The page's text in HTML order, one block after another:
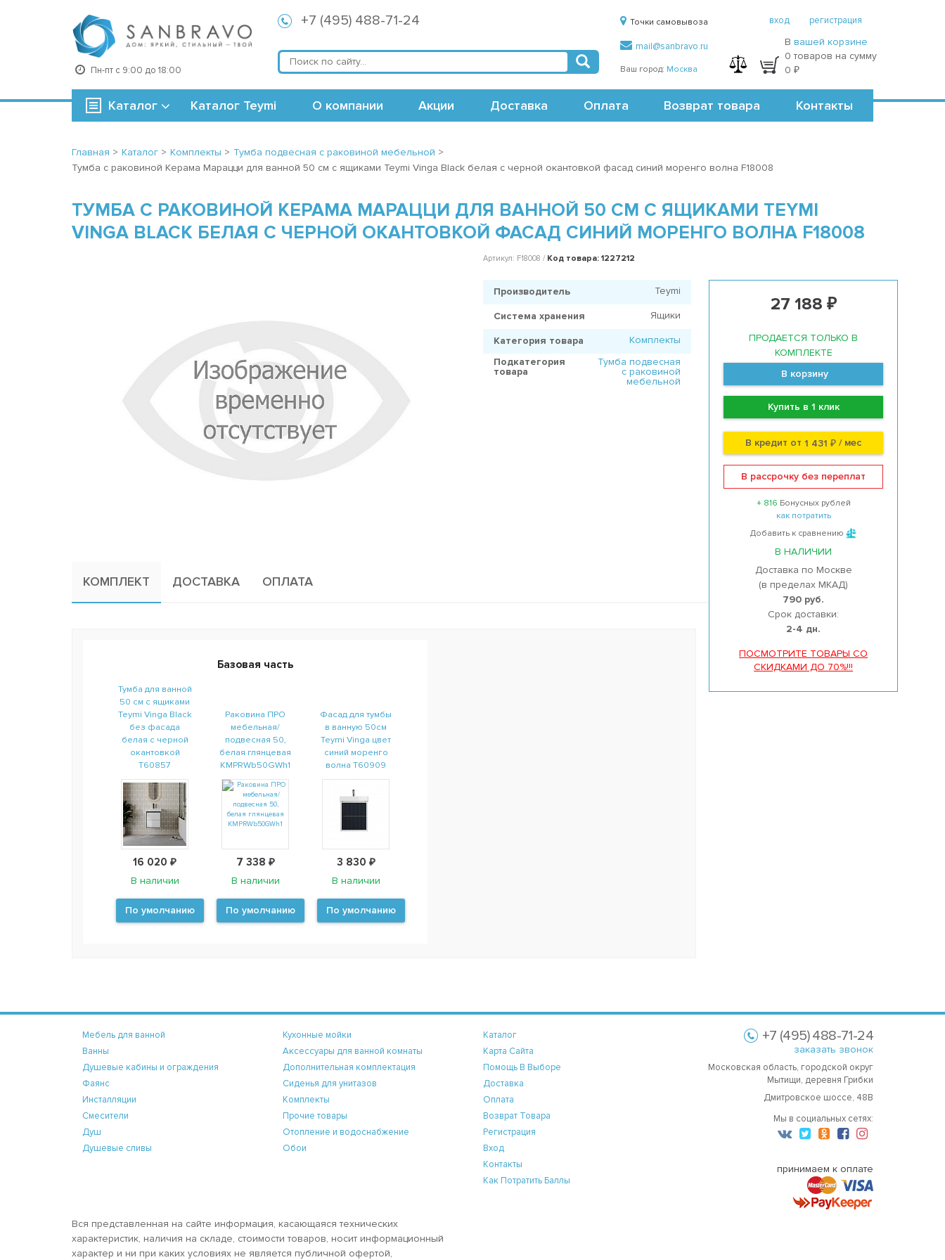
Пн-пт с 9:00 до 18:00
+7 (495) 488-71-24 Точки самовывоза
mail@sanbravo.ru
Ваш город: Москва
вход регистрация
В вашей корзине
0 товаров на сумму
0 ₽
Каталог Каталог Teymi О компании Акции Доставка Оплата Возврат товара Контакты
Главная > Каталог > Комплекты > Тумба подвесная с раковиной мебельной >
Тумба с раковиной Керама Марацци для ванной 50 см с ящиками Teymi Vinga Black белая с черной окантовкой фасад синий моренго волна F18008
ТУМБА С РАКОВИНОЙ КЕРАМА МАРАЦЦИ ДЛЯ ВАННОЙ 50 СМ С ЯЩИКАМИ TEYMI
VINGA BLACK БЕЛАЯ С ЧЕРНОЙ ОКАНТОВКОЙ ФАСАД СИНИЙ МОРЕНГО ВОЛНА F18008
Артикул: F18008 / Код товара: 1227212
27 188 ₽
ПРОДАЕТСЯ ТОЛЬКО В
КОМПЛЕКТЕ
В корзину
Купить в 1 клик
В кредит от1 431 ₽ / мес
В рассрочку без переплат
+ 816 Бонусных рублей
как потратить
Добавить к сравнению
В НАЛИЧИИ
Доставка по Москве
(в пределах МКАД)
790 руб.
Срок доставки:
2-4 дн.
ПОСМОТРИТЕ ТОВАРЫ СО
СКИДКАМИ ДО 70%!!!
Производитель Teymi
Система хранения Ящики
Категория товара
Комплекты
Подкатегория
товара
Тумба подвесная
с раковиной
мебельной
КОМПЛЕКТ ДОСТАВКА ОПЛАТА
Базовая часть
Тумба для ванной
50 см с ящиками
Teymi Vinga Black
без фасада
белая с черной
окантовкой
T60857
16 020 ₽
В наличии
По умолчанию
Раковина ПРО
мебельная/
подвесная 50,
белая глянцевая
KMPRWb50GWh1
7 338 ₽
В наличии
По умолчанию
Фасад для тумбы
в ванную 50см
Teymi Vinga цвет
синий моренго
волна T60909
3 830 ₽
В наличии
По умолчанию
Мебель для ванной
Ванны
Душевые кабины и ограждения
Фаянс
Инсталляции
Смесители
Душ
Душевые сливы
Кухонные мойки
Аксессуары для ванной комнаты
Дополнительная комплектация
Сиденья для унитазов
Комплекты
Прочие товары
Отопление и водоснабжение
Обои
Каталог
Карта Сайта
Помощь В Выборе
Доставка
Оплата
Возврат Товара
Регистрация
Вход
Контакты
Как Потратить Баллы
+7 (495) 488-71-24
заказать звонок
Московская область, городской округ
Мытищи, деревня Грибки
Дмитровское шоссе, 48В
Мы в социальных сетях:
принимаем к оплате
Вся представленная на сайте информация, касающаяся технических
характеристик, наличия на складе, стоимости товаров, носит информационный
характер и ни при каких условиях не является публичной офертой,